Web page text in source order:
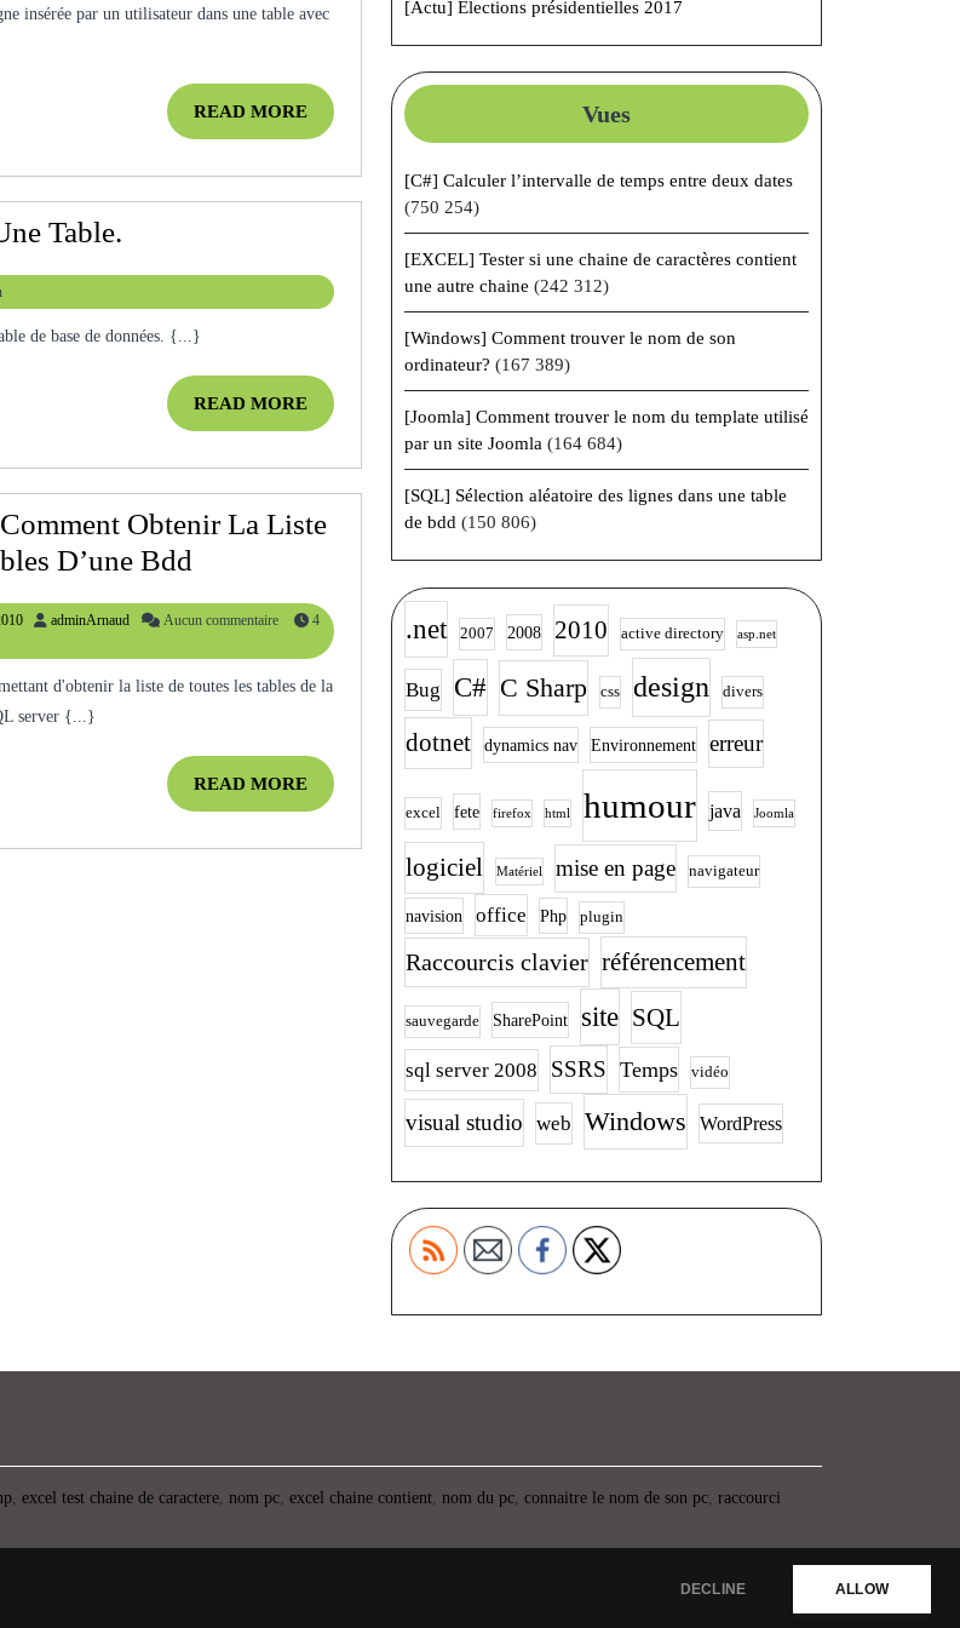
DECLINE ALLOW
L’Identifiant
La
Dernière
READ MOREREAD
MORE
Table.
Nombre
D’enregistrements
Dans
Table.
de base de données. {...}
READ MOREREAD
MORE
Obtenir La Liste
D’une Bdd
Comment
Obtenir
La
Tables
D’une
Bdd
10
2010
adminArnaud adminArnaud
Aucun commentaire
4
server {...}
READ MOREREAD
MORE
[Actu] Élections présidentielles 2017
Vues
[C#] Calculer l’intervalle de temps entre deux dates
(750 254)
[EXCEL] Tester si une chaine de caractères contient
une autre chaine (242 312)
[Windows] Comment trouver le nom de son
ordinateur? (167 389)
[Joomla] Comment trouver le nom du template utilisé
par un site Joomla (164 684)
[SQL] Sélection aléatoire des lignes dans une table
de bdd (150 806)
.net 2007 2008 2010 active directory asp.net
Bug C# C Sharp css design divers
dotnet dynamics nav Environnement erreur
excel fete firefox html humour java Joomla
logiciel Matériel mise en page navigateur
navision office Php plugin
Raccourcis clavier référencement
sauvegarde SharePoint site SQL
sql server 2008 SSRS Temps vidéo
visual studio web Windows WordPress
excel test chaine de caractere nom pc excel chaine contient nom du pc connaitre le nom de son pc raccourci
Propulsé par WordPress